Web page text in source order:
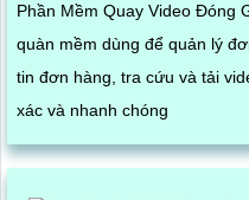
Phần Mềm Quay Video Đóng
quàn mềm dùng để quản lý
tin đơn hàng, tra cứu và tải
xác và nhanh chóng